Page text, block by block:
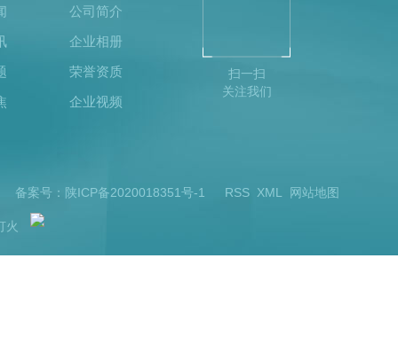
公司简介
企业相册
荣誉资质
企业视频
扫一扫
关注我们
备案号： 陕ICP备2020018351号-1 RSS XML
网站地图